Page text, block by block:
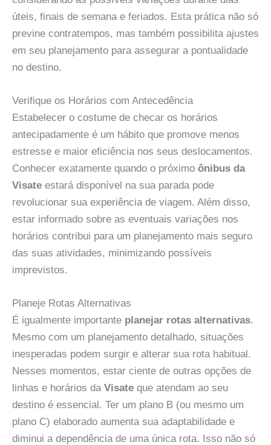
úteis, finais de semana e feriados. Esta prática não só
previne contratempos, mas também possibilita ajustes
em seu planejamento para assegurar a pontualidade
no destino.
Verifique os Horários com Antecedência
Estabelecer o costume de checar os horários
antecipadamente é um hábito que promove menos
estresse e maior eficiência nos seus deslocamentos.
Conhecer exatamente quando o próximo ônibus da
Visate estará disponível na sua parada pode
revolucionar sua experiência de viagem. Além disso,
estar informado sobre as eventuais variações nos
horários contribui para um planejamento mais seguro
das suas atividades, minimizando possíveis
imprevistos.
Planeje Rotas Alternativas
É igualmente importante planejar rotas alternativas.
Mesmo com um planejamento detalhado, situações
inesperadas podem surgir e alterar sua rota habitual.
Nesses momentos, estar ciente de outras opções de
linhas e horários da Visate que atendam ao seu
destino é essencial. Ter um plano B (ou mesmo um
plano C) elaborado aumenta sua adaptabilidade e
diminui a dependência de uma única rota. Isso não só